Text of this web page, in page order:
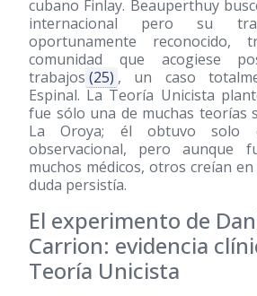
cubano Finlay. Beauperthuy
internacional pero su
oportunamente reconocido,
comunidad que acogiese
trabajos (25) , un caso
Espinal. La Teoría Unicista
fue sólo una de muchas teorías
La Oroya; él obtuvo solo
observacional, pero aunque
muchos médicos, otros creían
duda persistía.
El experimento de
Carrion: evidencia
Teoría Unicista